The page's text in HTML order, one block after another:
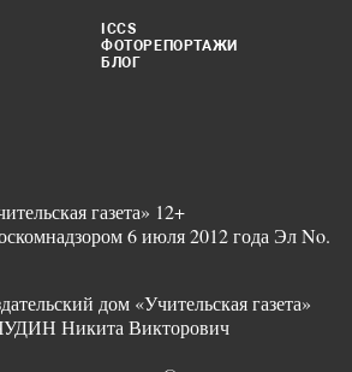
ICCS
ФОТОРЕПОРТАЖИ
БЛОГ
газета» 12+
6 июля 2012 года Эл No.
дом «Учительская газета»
Никита Викторович